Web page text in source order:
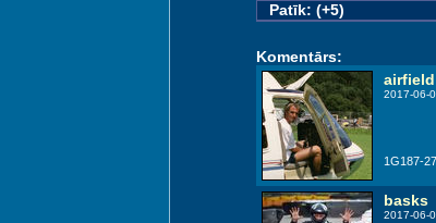
Patīk: (+5)
Komentārs:
airfield
2017-06-
1G187-27
basks
2017-06-